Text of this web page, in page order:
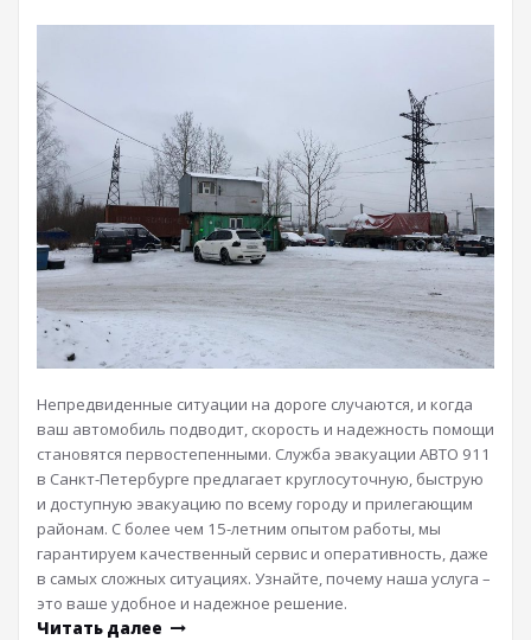
Непредвиденные ситуации на дороге случаются, и когда
ваш автомобиль подводит, скорость и надежность помощи
становятся первостепенными. Служба эвакуации АВТО 911
в Санкт-Петербурге предлагает круглосуточную, быструю
и доступную эвакуацию по всему городу и прилегающим
районам. С более чем 15-летним опытом работы, мы
гарантируем качественный сервис и оперативность, даже
в самых сложных ситуациях. Узнайте, почему наша услуга –
это ваше удобное и надежное решение.
Читать далее